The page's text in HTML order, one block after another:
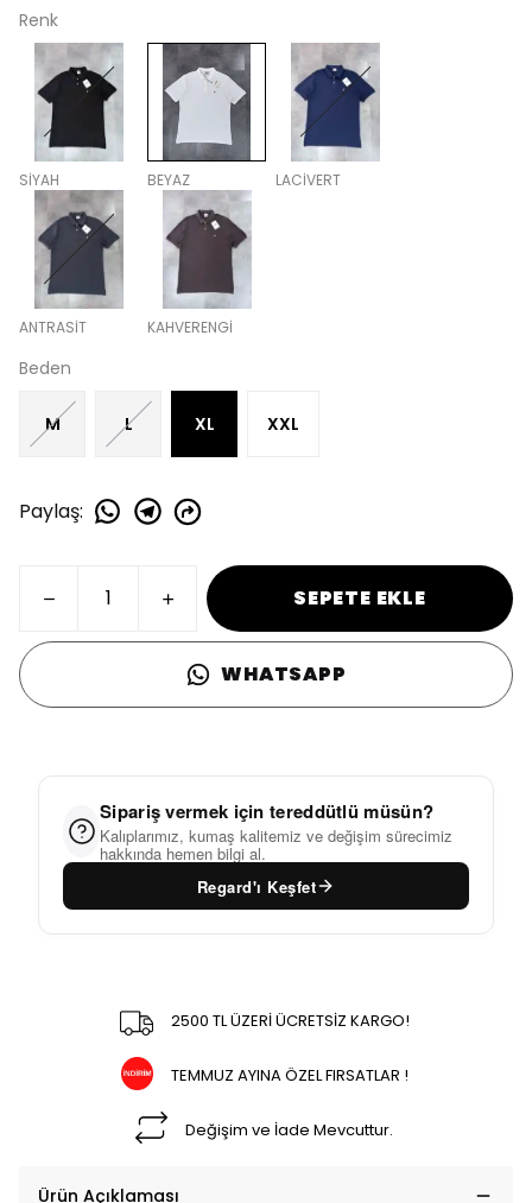
Renk
SİYAH BEYAZ LACİVERT
ANTRASİT KAHVERENGİ
Beden
M L XL XXL
Paylaş:
SEPETE EKLE
WHATSAPP
Sipariş vermek için tereddütlü müsün?
Kalıplarımız, kumaş kalitemiz ve değişim sürecimiz
hakkında hemen bilgi al.
Regard'ı Keşfet
2500 TL ÜZERİ ÜCRETSİZ KARGO!
TEMMUZ AYINA ÖZEL FIRSATLAR !
Değişim ve İade Mevcuttur.
Ürün Açıklaması